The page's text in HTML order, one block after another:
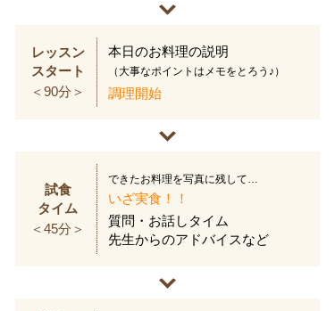
レッスン
スタート
＜90分＞
本日のお料理の説明
（大事なポイントはメモをとろう♪）
調理開始
試食
タイム
＜45分＞
できたお料理を写真に残して…
いざ実食！！
質問・お話しタイム
先生からのアドバイスなど